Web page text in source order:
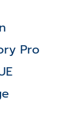
Pro